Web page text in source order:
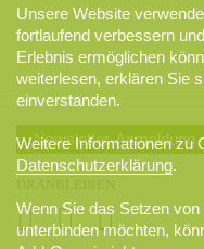
Newsletter-Anmeldung
Unsere Website
fortlaufend verbessern
Erlebnis ermöglichen
weiterlesen, erklären Sie
einverstanden.
Weitere Informationen zu
Datenschutzerklärung.
Wenn Sie das Setzen
unterbinden möchten,